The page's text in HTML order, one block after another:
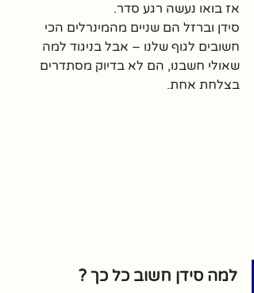
אז בואו נעשה רגע סדר.
סידן וברזל הם שניים מהמינרלים הכי
חשובים לגוף שלנו – אבל בניגוד למה
שאולי חשבנו, הם לא בדיוק מסתדרים
בצלחת אחת.
למה סידן חשוב כל כך ?